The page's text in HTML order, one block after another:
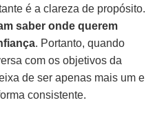
é a clareza de propósito.
saber onde querem
. Portanto, quando
com os objetivos da
de ser apenas mais um e
consistente.